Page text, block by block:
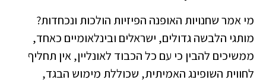
מי אמר שחנויות האופנה הפיזיות הולכות ונכחדות?
מותגי הלבשה גדולים, ישראלים ובינלאומיים כאחד,
ממשיכים להבין כי עם כל הכבוד לאונליין, אין תחליף
לחווית השופינג האמיתית, שכוללת מימוש הבגד,